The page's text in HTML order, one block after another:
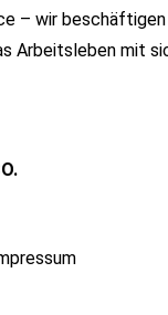
– wir
Arbeitsleben mit